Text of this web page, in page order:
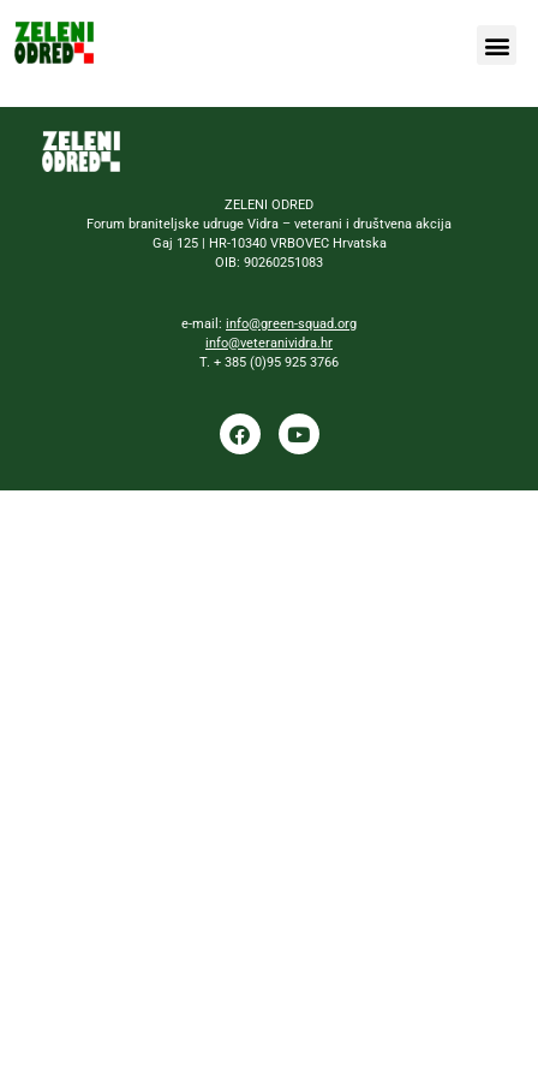
ZELENI ODRED
Forum braniteljske udruge Vidra – veterani i društvena akcija
Gaj 125 | HR-10340 VRBOVEC Hrvatska
OIB: 90260251083
e-mail: info@green-squad.org
info@veteranividra.hr
T. + 385 (0)95 925 3766